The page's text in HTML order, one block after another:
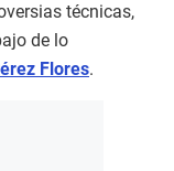
técnicas,
de lo
Flores.